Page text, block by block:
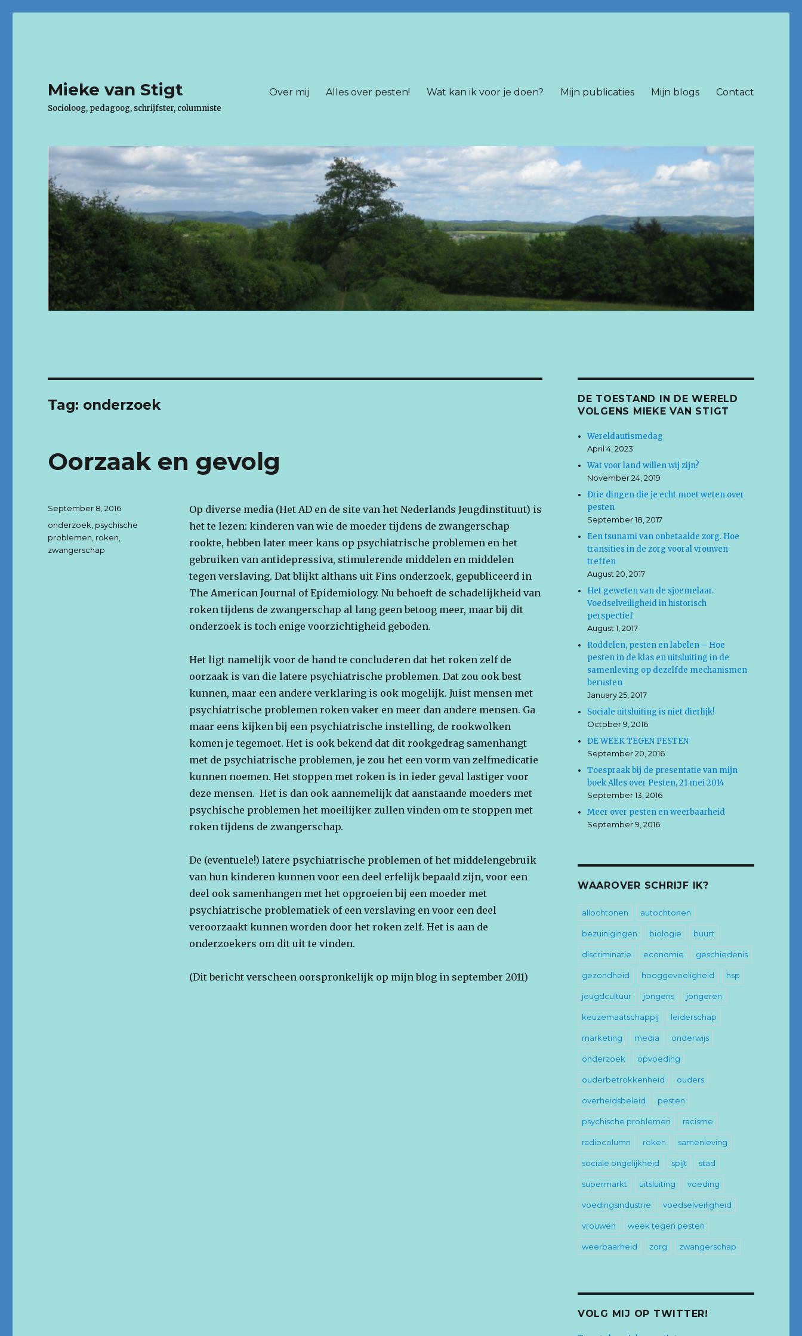
Mieke van Stigt
Socioloog, pedagoog, schrijfster, columniste
Over mij Alles over pesten! Wat kan ik voor je doen? Mijn publicaties Mijn blogs Contact
Tag: onderzoek
Oorzaak en gevolg
Op diverse media (Het AD en de site van het Nederlands Jeugdinstituut) is
het te lezen: kinderen van wie de moeder tijdens de zwangerschap
rookte, hebben later meer kans op psychiatrische problemen en het
gebruiken van antidepressiva, stimulerende middelen en middelen
tegen verslaving. Dat blijkt althans uit Fins onderzoek, gepubliceerd in
The American Journal of Epidemiology. Nu behoeft de schadelijkheid van
roken tijdens de zwangerschap al lang geen betoog meer, maar bij dit
onderzoek is toch enige voorzichtigheid geboden.
Het ligt namelijk voor de hand te concluderen dat het roken zelf de
oorzaak is van die latere psychiatrische problemen. Dat zou ook best
kunnen, maar een andere verklaring is ook mogelijk. Juist mensen met
psychiatrische problemen roken vaker en meer dan andere mensen. Ga
maar eens kijken bij een psychiatrische instelling, de rookwolken
komen je tegemoet. Het is ook bekend dat dit rookgedrag samenhangt
met de psychiatrische problemen, je zou het een vorm van zelfmedicatie
kunnen noemen. Het stoppen met roken is in ieder geval lastiger voor
deze mensen. Het is dan ook aannemelijk dat aanstaande moeders met
psychische problemen het moeilijker zullen vinden om te stoppen met
roken tijdens de zwangerschap.
De (eventuele!) latere psychiatrische problemen of het middelengebruik
van hun kinderen kunnen voor een deel erfelijk bepaald zijn, voor een
deel ook samenhangen met het opgroeien bij een moeder met
psychiatrische problematiek of een verslaving en voor een deel
veroorzaakt kunnen worden door het roken zelf. Het is aan de
onderzoekers om dit uit te vinden.
(Dit bericht verscheen oorspronkelijk op mijn blog in september 2011)
Posted
September 8, 2016
Tags
onderzoek psychische
problemen roken
zwangerschap
DE TOESTAND IN DE WERELD
VOLGENS MIEKE VAN STIGT
Wereldautismedag
April 4, 2023
Wat voor land willen wij zijn?
November 24, 2019
Drie dingen die je echt moet weten over
pesten
September 18, 2017
Een tsunami van onbetaalde zorg. Hoe
transities in de zorg vooral vrouwen
treffen
August 20, 2017
Het geweten van de sjoemelaar.
Voedselveiligheid in historisch
perspectief
August 1, 2017
Roddelen, pesten en labelen – Hoe
pesten in de klas en uitsluiting in de
samenleving op dezelfde mechanismen
berusten
January 25, 2017
Sociale uitsluiting is niet dierlijk!
October 9, 2016
DE WEEK TEGEN PESTEN
September 20, 2016
Toespraak bij de presentatie van mijn
boek Alles over Pesten, 21 mei 2014
September 13, 2016
Meer over pesten en weerbaarheid
September 9, 2016
WAAROVER SCHRIJF IK?
allochtonen autochtonen
bezuinigingen biologie buurt
discriminatie economie geschiedenis
gezondheid hooggevoeligheid hsp
jeugdcultuur jongens jongeren
keuzemaatschappij leiderschap
marketing media onderwijs
onderzoek opvoeding
ouderbetrokkenheid ouders
overheidsbeleid pesten
psychische problemen racisme
radiocolumn roken samenleving
sociale ongelijkheid spijt stad
supermarkt uitsluiting voeding
voedingsindustrie voedselveiligheid
vrouwen week tegen pesten
weerbaarheid zorg zwangerschap
VOLG MIJ OP TWITTER!